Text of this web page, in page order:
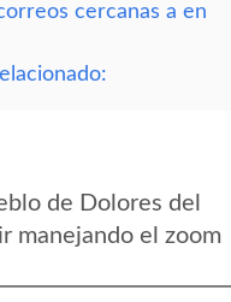
cercanas a en
de Dolores del
manejando el zoom